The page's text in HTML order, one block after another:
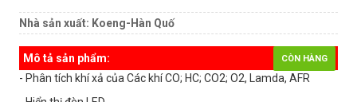
Nhà sản xuất: Koeng-Hàn Quố
CÒN HÀNG
Mô tả sản phẩm:
- Phân tích khí xả của Các khí CO; HC; CO2; O2, Lamda, AFR